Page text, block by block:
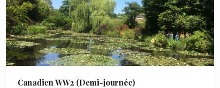
Canadien WW2 (Demi-journée)